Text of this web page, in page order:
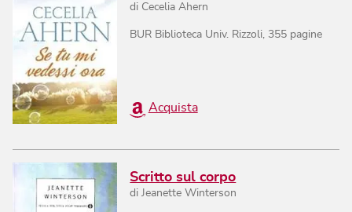
di Cecelia Ahern
BUR Biblioteca Univ. Rizzoli, 355 pagine
Acquista
Scritto sul corpo
diJeanette Winterson